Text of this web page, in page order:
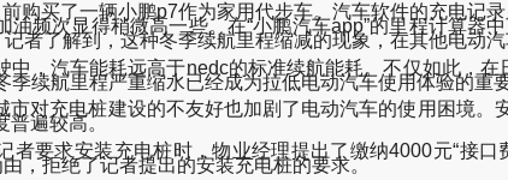
买了一辆小鹏p7作为家用代步车。汽车软件的充电记
油频次显得稍微高一些。在“小鹏汽车app”的里程计算
者了解到，这种冬季续航里程缩减的现象，在其他电动汽
汽车能耗远高于nedc的标准续航能耗。不仅如此，在
续航里程严重缩水已经成为拉低电动汽车使用体验的重
充电桩建设的不友好也加剧了电动汽车的使用困境。
普遍较高。
求安装充电桩时，物业经理提出了缴纳4000元“接口
由，拒绝了记者提出的安装充电桩的要求。